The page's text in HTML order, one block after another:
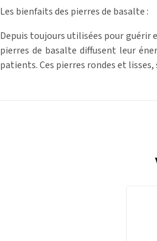
Les bienfaits des pierres de basalte :
Depuis toujours utilisées pour guérir
pierres de basalte diffusent leur
patients. Ces pierres rondes et